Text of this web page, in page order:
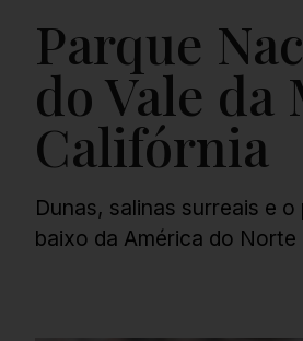
Parque
do Vale da
Califórnia
Dunas, salinas surreais e
baixo da América do Norte